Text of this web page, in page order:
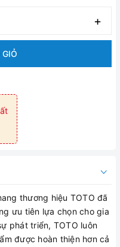
+
thương hiệu TOTO đã
ưu tiên lựa chọn cho gia
phát triển, TOTO luôn
được hoàn thiện hơn cả